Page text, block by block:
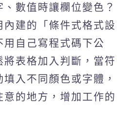
數值時讓欄位變色？
內建的「條件式格式設
用自己寫程式碼下公
將表格加入判斷，當符
入不同顏色或字體，
意的地方，增加工作的